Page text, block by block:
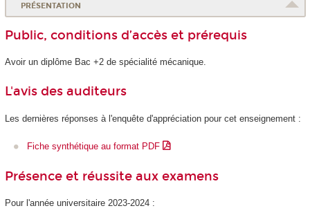
PRÉSENTATION
Public, conditions d’accès et prérequis
Avoir un diplôme Bac +2 de spécialité mécanique.
L'avis des auditeurs
Les dernières réponses à l'enquête d'appréciation pour cet enseignement :
Fiche synthétique au format PDF
Présence et réussite aux examens
Pour l'année universitaire 2023-2024 :